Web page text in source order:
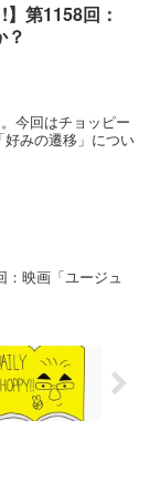
第1158回：
？
今回はチョッピー
みの遷移」につい
：映画「ユージュ